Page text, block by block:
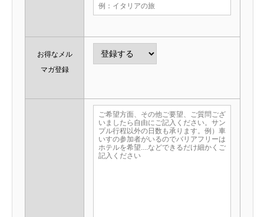
お得なメル
マガ登録